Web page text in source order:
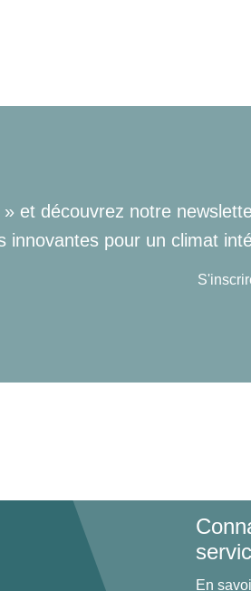
et découvrez notre
innovantes pour un climat
En